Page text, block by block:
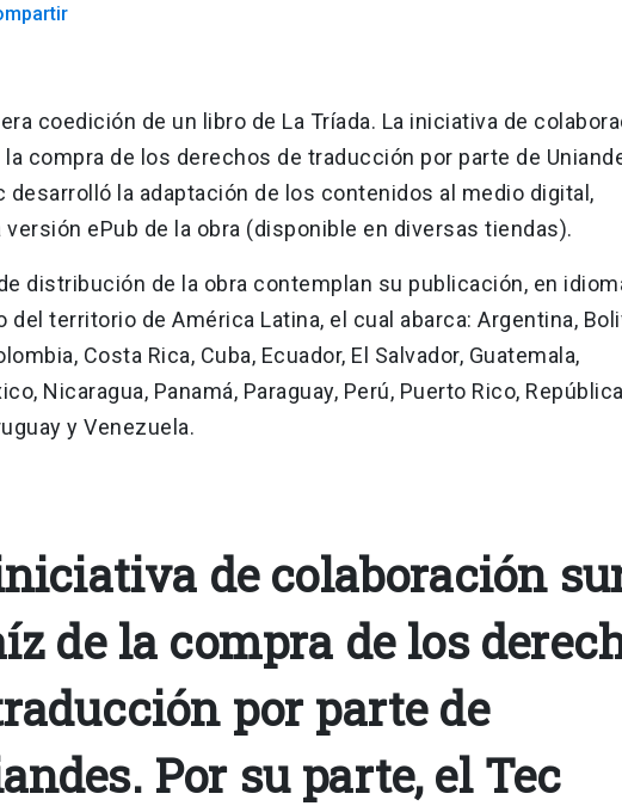
coedición de un libro de La Tríada. La iniciativa de
la compra de los derechos de traducción por parte de
desarrolló la adaptación de los contenidos al medio digital,
versión ePub de la obra (disponible en diversas tiendas).
distribución de la obra contemplan su publicación, en
del territorio de América Latina, el cual abarca: Argentina,
Costa Rica, Cuba, Ecuador, El Salvador, Guatemala,
Nicaragua, Panamá, Paraguay, Perú, Puerto Rico, República
y Venezuela.
de colaboración
de la compra de los
por parte de
Por su parte, el Tec